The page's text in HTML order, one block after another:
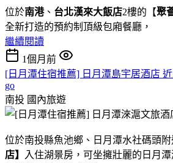
位於南港、 台北漢來大飯店2樓的【聚
全新打造的預約制頂級包廂餐廳，
繼續閱讀
1個月前
[日月潭住宿推薦] 日月潭島宇居酒店
go
南投 國內旅遊
位於南投縣魚池鄉、日月潭水社碼頭附
店】
入住湖景房，可坐擁壯麗的日月